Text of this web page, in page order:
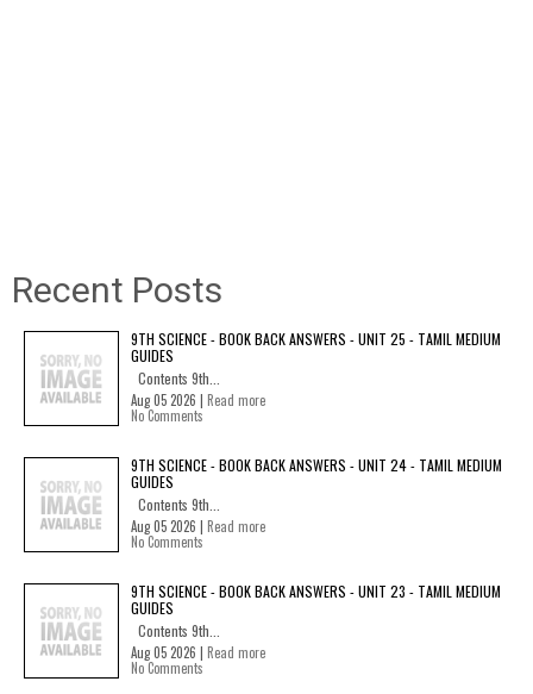
Recent Posts
9TH SCIENCE - BOOK BACK ANSWERS - UNIT 25 - TAMIL MEDIUM
GUIDES
Contents 9th...
Aug 05 2026 | Read more
No Comments
9TH SCIENCE - BOOK BACK ANSWERS - UNIT 24 - TAMIL MEDIUM
GUIDES
Contents 9th...
Aug 05 2026 | Read more
No Comments
9TH SCIENCE - BOOK BACK ANSWERS - UNIT 23 - TAMIL MEDIUM
GUIDES
Contents 9th...
Aug 05 2026 | Read more
No Comments